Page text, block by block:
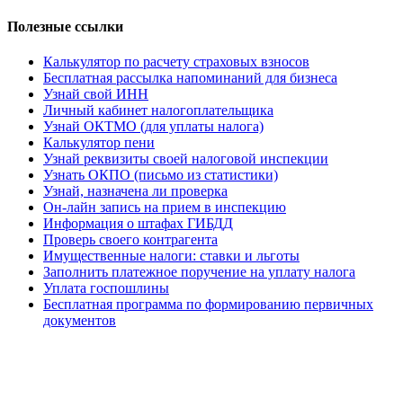
Полезные ссылки
Калькулятор по расчету страховых взносов
Бесплатная рассылка напоминаний для бизнеса
Узнай свой ИНН
Личный кабинет налогоплательщика
Узнай ОКТМО (для уплаты налога)
Калькулятор пени
Узнай реквизиты своей налоговой инспекции
Узнать ОКПО (письмо из статистики)
Узнай, назначена ли проверка
Он-лайн запись на прием в инспекцию
Информация о штафах ГИБДД
Проверь своего контрагента
Имущественные налоги: ставки и льготы
Заполнить платежное поручение на уплату налога
Уплата госпошлины
Бесплатная программа по формированию первичных
документов